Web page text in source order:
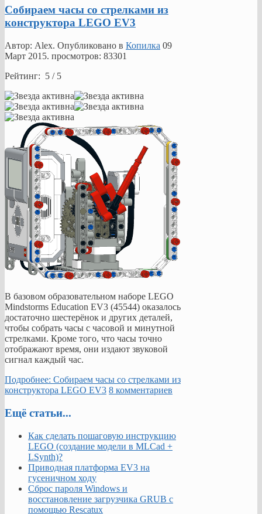
Собираем часы со стрелками из
конструктора LEGO EV3
Автор: Alex. Опубликовано в Копилка 09
Март 2015. просмотров: 83301
Рейтинг: 5 / 5
В базовом образовательном наборе LEGO
Mindstorms Education EV3 (45544) оказалось
достаточно шестерёнок и других деталей,
чтобы собрать часы с часовой и минутной
стрелками. Кроме того, что часы точно
отображают время, они издают звуковой
сигнал каждый час.
Подробнее: Собираем часы со стрелками из
конструктора LEGO EV3 8 комментариев
Ещё статьи...
Как сделать пошаговую инструкцию
LEGO (создание модели в MLCad +
LSynth)?
Приводная платформа EV3 на
гусеничном ходу
Сброс пароля Windows и
восстановление загрузчика GRUB с
помощью Rescatux